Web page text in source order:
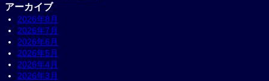
アーカイブ
2026年8月
2026年7月
2026年6月
2026年5月
2026年4月
2026年3月